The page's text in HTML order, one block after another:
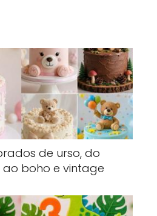
de urso, do
ao boho e vintage